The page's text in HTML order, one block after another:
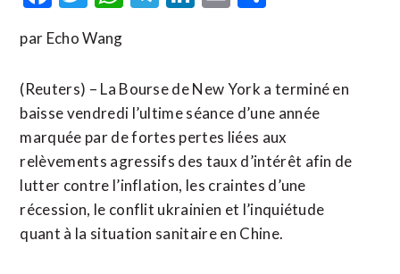
par Echo Wang
(Reuters) – La Bourse de New York a terminé en
baisse vendredi l’ultime séance d’une année
marquée par de fortes pertes liées aux
relèvements agressifs des taux d’intérêt afin de
lutter contre l’inflation, les craintes d’une
récession, le conflit ukrainien et l’inquiétude
quant à la situation sanitaire en Chine.